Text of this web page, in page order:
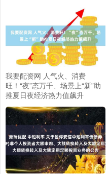
我要配资网 人气火、消费
旺！“夜”态万千、场景上“新”助
推夏日夜经济热力值飙升